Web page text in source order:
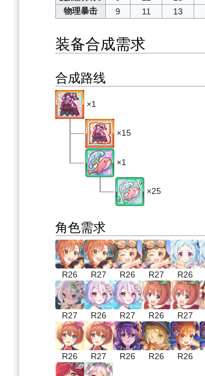
物理暴击
9 11 13
装备合成需求
合成路线
×1
×15
×1
×25
角色需求
R26 R27 R26 R27 R26
R27 R26 R27 R26 R27
R26 R27 R26 R26 R26